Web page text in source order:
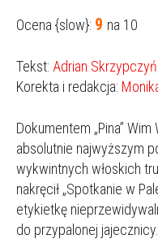
Ocena {slow}: 9 na 10
Tekst: Adrian
Korekta i redakcja:
Dokumentem „Pina”
absolutnie najwyższym
wykwintnych włoskich
nakręcił „Spotkanie w
etykietkę
do przypalonej